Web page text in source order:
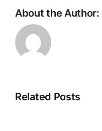
About the Author:
Related Posts